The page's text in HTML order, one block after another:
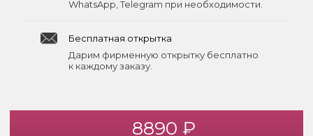
WhatsApp, Telegram при необходимости.
Бесплатная открытка
Дарим фирменную открытку бесплатно
к каждому заказу.
8890 ₽